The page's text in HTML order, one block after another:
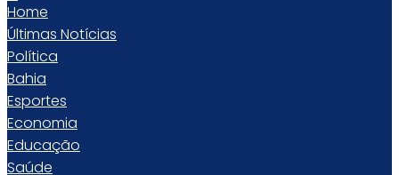
Home
Últimas Notícias
Política
Bahia
Esportes
Economia
Educação
Saúde